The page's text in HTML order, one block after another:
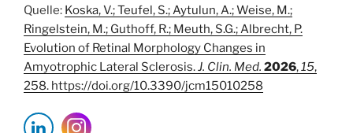
Quelle: Koska, V.; Teufel, S.; Aytulun, A.; Weise, M.;
Ringelstein, M.; Guthoff, R.; Meuth, S.G.; Albrecht, P.
Evolution of Retinal Morphology Changes in
Amyotrophic Lateral Sclerosis.J. Clin. Med. 2026,15,
258. https://doi.org/10.3390/jcm15010258